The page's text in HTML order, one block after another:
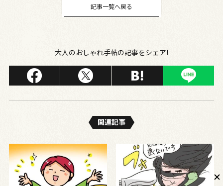
記事一覧へ戻る
大人のおしゃれ手帖の記事をシェア!
関連記事